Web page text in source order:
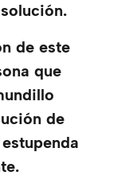
de este
que
de